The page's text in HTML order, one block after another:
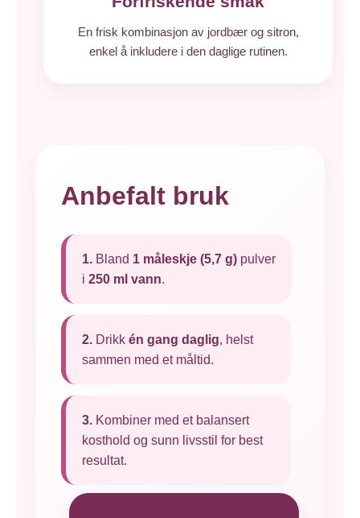
En frisk kombinasjon av jordbær og sitron,
enkel å inkludere i den daglige rutinen.
Anbefalt bruk
1. Bland 1 måleskje (5,7 g) pulver
i 250 ml vann.
2. Drikk én gang daglig, helst
sammen med et måltid.
3. Kombiner med et balansert
kosthold og sunn livsstil for best
resultat.